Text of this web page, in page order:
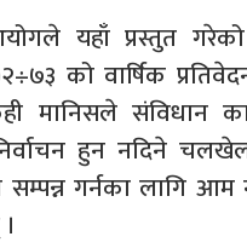
यहाँ प्रस्तुत
को वार्षिक
मानिसले संविधान
हुन नदिने
सम्पन्न गर्नका लागि